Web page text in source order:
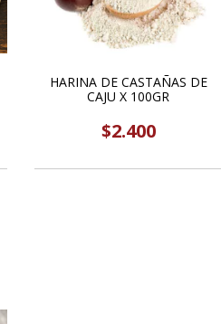
HARINA DE CASTAÑAS DE
CAJU X 100GR
$2.400